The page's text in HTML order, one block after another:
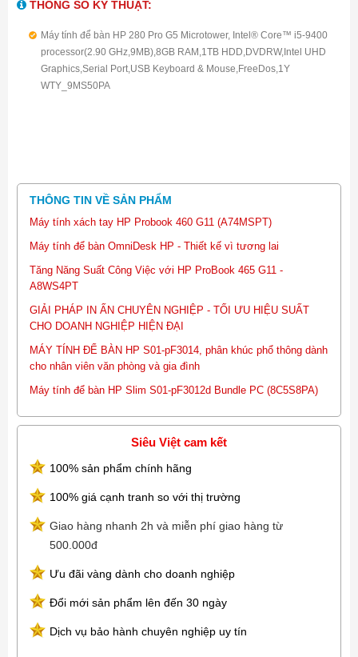
THÔNG SỐ KỸ THUẬT:
Máy tính để bàn HP 280 Pro G5 Microtower, Intel® Core™ i5-9400
processor(2.90 GHz,9MB),8GB RAM,1TB HDD,DVDRW,Intel UHD
Graphics,Serial Port,USB Keyboard & Mouse,FreeDos,1Y
WTY_9MS50PA
THÔNG TIN VỀ SẢN PHẨM
Máy tính xách tay HP Probook 460 G11 (A74MSPT)
Máy tính để bàn OmniDesk HP - Thiết kế vì tương lai
Tăng Năng Suất Công Việc với HP ProBook 465 G11 -
A8WS4PT
GIẢI PHÁP IN ẤN CHUYÊN NGHIỆP - TỐI ƯU HIỆU SUẤT
CHO DOANH NGHIỆP HIỆN ĐẠI
MÁY TÍNH ĐỂ BÀN HP S01-pF3014, phân khúc phổ thông dành
cho nhân viên văn phòng và gia đình
Máy tính để bàn HP Slim S01-pF3012d Bundle PC (8C5S8PA)
Siêu Việt cam kết
100% sản phẩm chính hãng
100% giá cạnh tranh so với thị trường
Giao hàng nhanh 2h và miễn phí giao hàng từ
500.000đ
Ưu đãi vàng dành cho doanh nghiệp
Đổi mới sản phẩm lên đến 30 ngày
Dịch vụ bảo hành chuyên nghiệp uy tín